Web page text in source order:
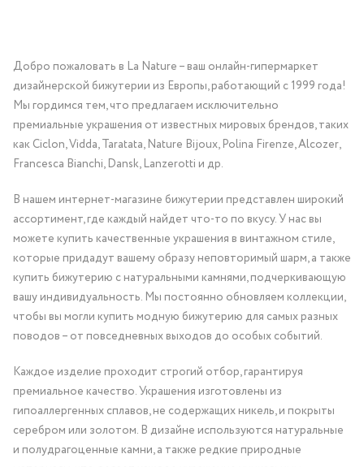
Добро пожаловать в La Nature – ваш онлайн-гипермаркет
дизайнерской бижутерии из Европы, работающий с 1999 года!
Мы гордимся тем, что предлагаем исключительно
премиальные украшения от известных мировых брендов, таких
как Ciclon, Vidda, Taratata, Nature Bijoux, Polina Firenze, Alcozer,
Francesca Bianchi, Dansk, Lanzerotti и др.
В нашем интернет-магазине бижутерии представлен широкий
ассортимент, где каждый найдет что-то по вкусу. У нас вы
можете купить качественные украшения в винтажном стиле,
которые придадут вашему образу неповторимый шарм, а также
купить бижутерию с натуральными камнями, подчеркивающую
вашу индивидуальность. Мы постоянно обновляем коллекции,
чтобы вы могли купить модную бижутерию для самых разных
поводов – от повседневных выходов до особых событий.
Каждое изделие проходит строгий отбор, гарантируя
премиальное качество. Украшения изготовлены из
гипоаллергенных сплавов, не содержащих никель, и покрыты
серебром или золотом. В дизайне используются натуральные
и полудрагоценные камни, а также редкие природные